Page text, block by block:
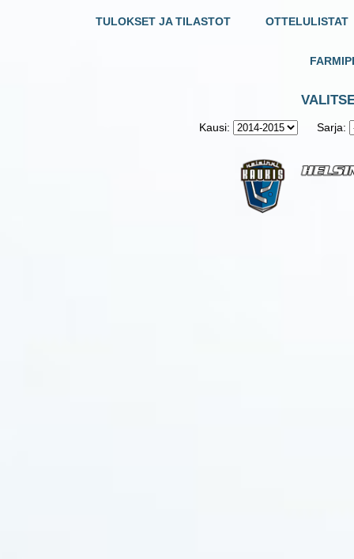
TULOKSET JA TILASTOT OTTELULISTAT
Kausi: Sarja: